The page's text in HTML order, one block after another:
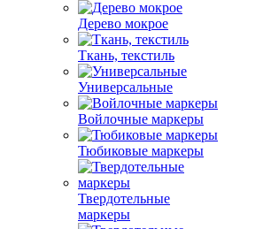
Дерево мокрое
Ткань, текстиль
Универсальные
Войлочные маркеры
Тюбиковые маркеры
Твердотельные
маркеры